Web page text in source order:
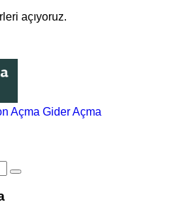
açıyoruz.
Açma Gider Açma